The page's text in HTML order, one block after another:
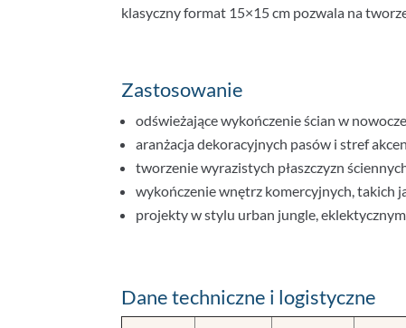
klasyczny format 15×15 cm pozwala na
Zastosowanie
odświeżające wykończenie ścian w
aranżacja dekoracyjnych pasów i stref
tworzenie wyrazistych płaszczyzn
wykończenie wnętrz komercyjnych, takich
projekty w stylu urban jungle,
Dane techniczne i logistyczne